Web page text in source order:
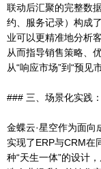
联动后汇聚的完整数
约、服务记录）构成
业可以更精准地分析
从而指导销售策略、
从“响应市场”到“预见
### 三、场景化实践
金蝶云·星空作为面
实现了ERP与CRM在
种“天生一体”的设计